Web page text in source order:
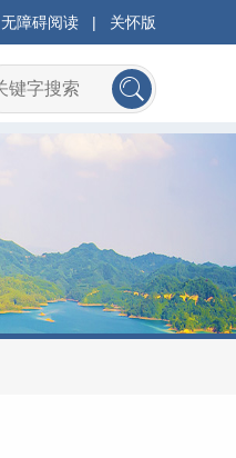
无障碍阅读 | 关怀版